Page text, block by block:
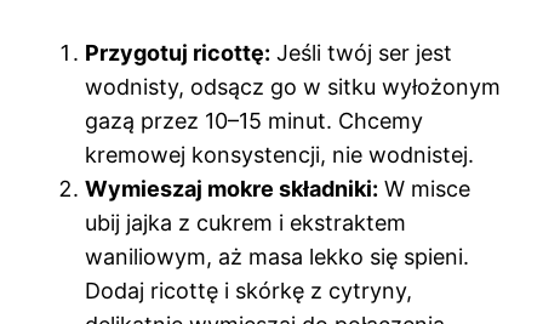
Przygotuj ricottę: Jeśli twój ser jest
wodnisty, odsącz go w sitku wyłożonym
gazą przez 10–15 minut. Chcemy
kremowej konsystencji, nie wodnistej.
Wymieszaj mokre składniki: W misce
ubij jajka z cukrem i ekstraktem
waniliowym, aż masa lekko się spieni.
Dodaj ricottę i skórkę z cytryny,